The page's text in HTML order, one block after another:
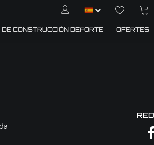
DE CONSTRUCCIÓN DEPORTE OFERTES